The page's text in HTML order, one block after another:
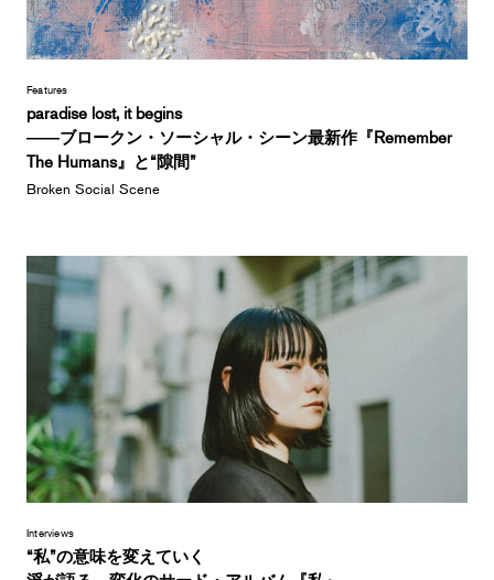
Features
paradise lost, it begins
――ブロークン・ソーシャル・シーン最新作『Remember
The Humans』と“隙間”
Broken Social Scene
Interviews
“私”の意味を変えていく